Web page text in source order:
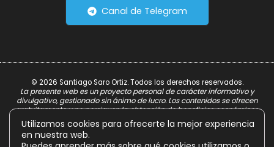
Canal de Telegram
© 2026 Santiago Saro Ortiz. Todos los derechos reservados.
La presente web es un proyecto personal de carácter informativo y
divulgativo, gestionado sin ánimo de lucro. Los contenidos se ofrecen
gratuitamente y no persiguen la obtención de beneficios económicos.
Política de Privacidad
Utilizamos cookies para ofrecerte la mejor experiencia
en nuestra web.